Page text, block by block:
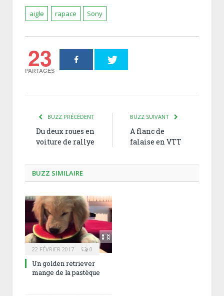
aigle rapace Sony
23
PARTAGES
BUZZ PRÉCÉDENT
Du deux roues en
voiture de rallye
BUZZ SUIVANT
A flanc de
falaise en VTT
BUZZ SIMILAIRE
22 FÉVRIER 2017 0
Un golden retriever
mange de la pastèque